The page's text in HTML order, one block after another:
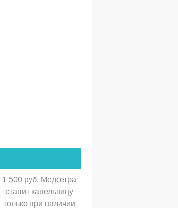
1 500 руб. Медсетра
ставит капельницу
только при наличии